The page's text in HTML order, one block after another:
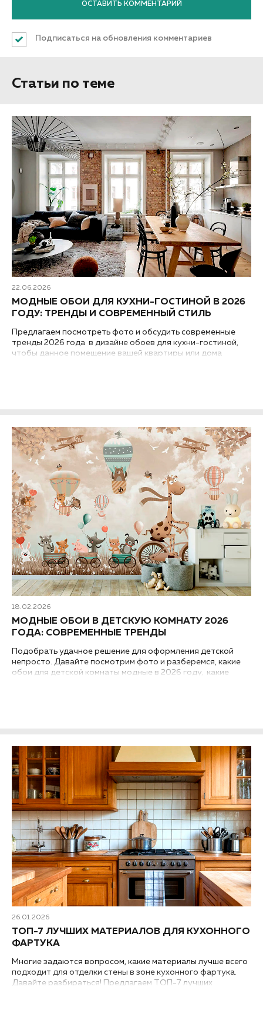
Подписаться на обновления комментариев
Статьи по теме
22.06.2026
МОДНЫЕ ОБОИ ДЛЯ КУХНИ-ГОСТИНОЙ В 2026
ГОДУ: ТРЕНДЫ И СОВРЕМЕННЫЙ СТИЛЬ
Предлагаем посмотреть фото и обсудить современные
тренды 2026 года в дизайне обоев для кухни-гостиной,
чтобы данное помещение вашей квартиры или дома
18.02.2026
МОДНЫЕ ОБОИ В ДЕТСКУЮ КОМНАТУ 2026
ГОДА: СОВРЕМЕННЫЕ ТРЕНДЫ
Подобрать удачное решение для оформления детской
непросто. Давайте посмотрим фото и разберемся, какие
обои для детской комнаты модные в 2026 году, какие
26.01.2026
ТОП-7 ЛУЧШИХ МАТЕРИАЛОВ ДЛЯ КУХОННОГО
ФАРТУКА
Многие задаются вопросом, какие материалы лучше всего
подходит для отделки стены в зоне кухонного фартука.
Давайте разбираться! Предлагаем ТОП-7 лучших